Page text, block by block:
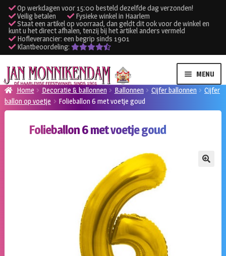
Op werkdagen voor 15:00 besteld dezelfde dag verzonden!
Veilig betalen
Fysieke winkel in Haarlem
Staat een artikel op voorraad, dan geldt dit ook voor de winkel en
kunt u het direct afhalen, tenzij bij het artikel anders vermeld
Hofleverancier: een begrip sinds 1901
Klantbeoordeling:
Ga
door
naar
navigatie
Ga
naar
de
inhoud
MENU
Verhuur kleding
Verhuur apparatuur
Home Decoratie & ballonnen Ballonnen Cijfer ballonnen
Cijfer
ballon op voetje
Folieballon 6 met voetje goud
Folieballon 6 met voetje goud